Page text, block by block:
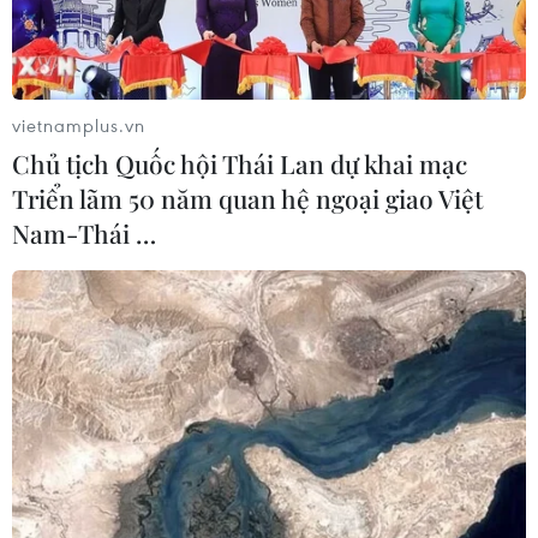
Ảnh minh họa. (Nguồn: TTXVN)
Ngày 29/11, ông Nguyễn Trọng Đức, Phó ban
Quản lý rừng phòng hộ đầu nguồn Sêrêpôk
vietnamplus.vn
Chủ tịch Quốc hội Thái Lan dự khai mạc
Triển lãm 50 năm quan hệ ngoại giao Việt
Nam-Thái …